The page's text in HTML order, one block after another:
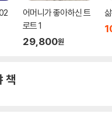
, 한 노동자의 얼굴 속에 넣
동자에게」) 변함없이 두터
펼쳐 들었을 때 더욱 곡진
어머니가 좋아하신 트
로트 1
29,800원
책